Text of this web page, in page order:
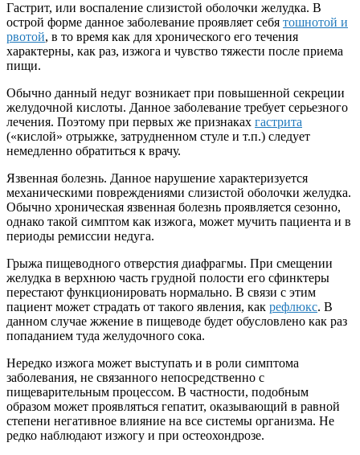
Гастрит, или воспаление слизистой оболочки желудка. В
острой форме данное заболевание проявляет себя тошнотой и
рвотой, в то время как для хронического его течения
характерны, как раз, изжога и чувство тяжести после приема
пищи.
Обычно данный недуг возникает при повышенной секреции
желудочной кислоты. Данное заболевание требует серьезного
лечения. Поэтому при первых же признаках гастрита
(«кислой» отрыжке, затрудненном стуле и т.п.) следует
немедленно обратиться к врачу.
Язвенная болезнь. Данное нарушение характеризуется
механическими повреждениями слизистой оболочки желудка.
Обычно хроническая язвенная болезнь проявляется сезонно,
однако такой симптом как изжога, может мучить пациента и в
периоды ремиссии недуга.
Грыжа пищеводного отверстия диафрагмы. При смещении
желудка в верхнюю часть грудной полости его сфинктеры
перестают функционировать нормально. В связи с этим
пациент может страдать от такого явления, как рефлюкс. В
данном случае жжение в пищеводе будет обусловлено как раз
попаданием туда желудочного сока.
Нередко изжога может выступать и в роли симптома
заболевания, не связанного непосредственно с
пищеварительным процессом. В частности, подобным
образом может проявляться гепатит, оказывающий в равной
степени негативное влияние на все системы организма. Не
редко наблюдают изжогу и при остеохондрозе.